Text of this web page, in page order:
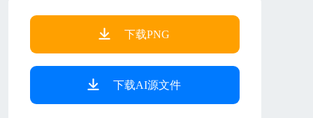
下载PNG
下载AI源文件